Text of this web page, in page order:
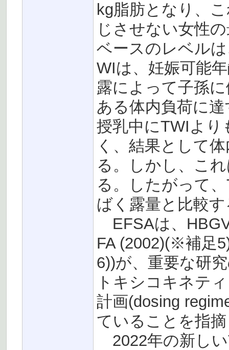
kg脂肪となり、
じさせない女性
ベースのレベル
WIは、妊娠可能
露によって子孫
ある体内負荷に
授乳中にTWIより
く、結果として
る。しかし、こ
る。したがって
ばく露量と比較
EFSAは、
FA (2002)(※補足
6))が、重要な研
トキシコキネテ
計画(dosing
ていることを指
2022年の新し